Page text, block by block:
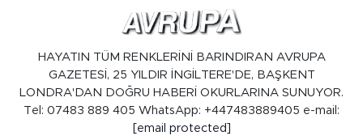
HAYATIN TÜM RENKLERİNİ BARINDIRAN AVRUPA
GAZETESİ, 25 YILDIR İNGİLTERE'DE, BAŞKENT
LONDRA'DAN DOĞRU HABERİ OKURLARINA SUNUYOR.
Tel: 07483 889 405 WhatsApp: +447483889405 e-mail:
[email protected]